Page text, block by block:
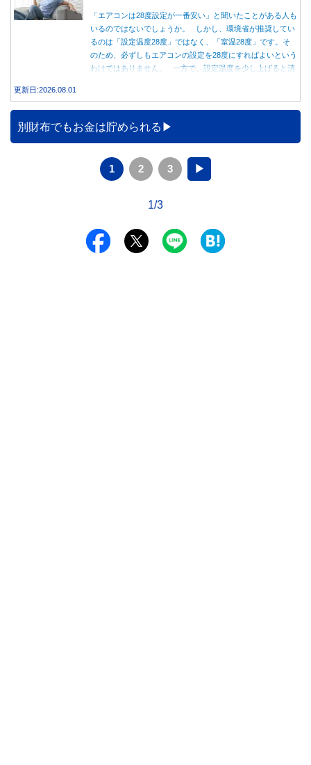
「エアコンは28度設定が一番安い」と聞いたことがある人も
いるのではないでしょうか。 しかし、環境省が推奨してい
るのは「設定温度28度」ではなく、「室温28度」です。そ
のため、必ずしもエアコンの設定を28度にすればよいという
わけではありません。 一方で、設定温度を少し上げると消
データをもとに、節約効果の目安と快適に過ごすためのポイ
ントを分かりやすく解説します。
更新日:2026.08.01
別財布でもお金は貯められる
1 2 3 ▶
1/3